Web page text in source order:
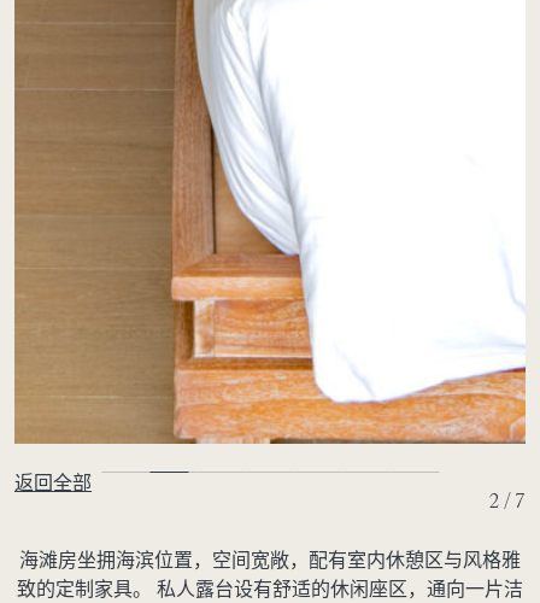
返回全部
2 / 7
海滩房坐拥海滨位置，空间宽敞，配有室内休憩区与风格雅
致的定制家具。 私人露台设有舒适的休闲座区，通向一片洁